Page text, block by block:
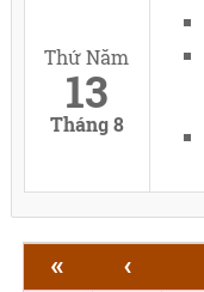
Thứ Năm
13
Tháng 8
« ‹